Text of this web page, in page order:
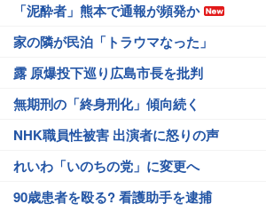
「泥酔者」熊本で通報が頻発か
家の隣が民泊「トラウマなった」
露 原爆投下巡り広島市長を批判
無期刑の「終身刑化」傾向続く
NHK職員性被害 出演者に怒りの声
れいわ「いのちの党」に変更へ
90歳患者を殴る? 看護助手を逮捕